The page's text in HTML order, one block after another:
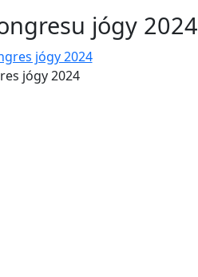
jógy 2024
jógy 2024